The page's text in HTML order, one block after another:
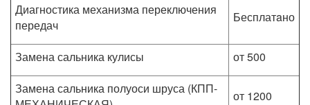
Диагностика механизма переключения
передач
Бесплатaно
Замена сальника кулисы
от 500
Замена сальника полуоси шруса (КПП-
от 1200